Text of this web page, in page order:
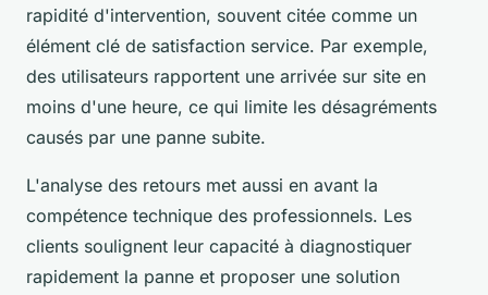
rapidité d'intervention, souvent citée comme un
élément clé de satisfaction service. Par exemple,
des utilisateurs rapportent une arrivée sur site en
moins d'une heure, ce qui limite les désagréments
causés par une panne subite.
L'analyse des retours met aussi en avant la
compétence technique des professionnels. Les
clients soulignent leur capacité à diagnostiquer
rapidement la panne et proposer une solution